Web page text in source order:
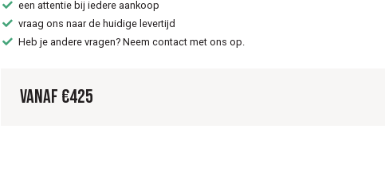
een attentie bij iedere aankoop
vraag ons naar de huidige levertijd
Heb je andere vragen? Neem contact met ons op.
Vanaf €425